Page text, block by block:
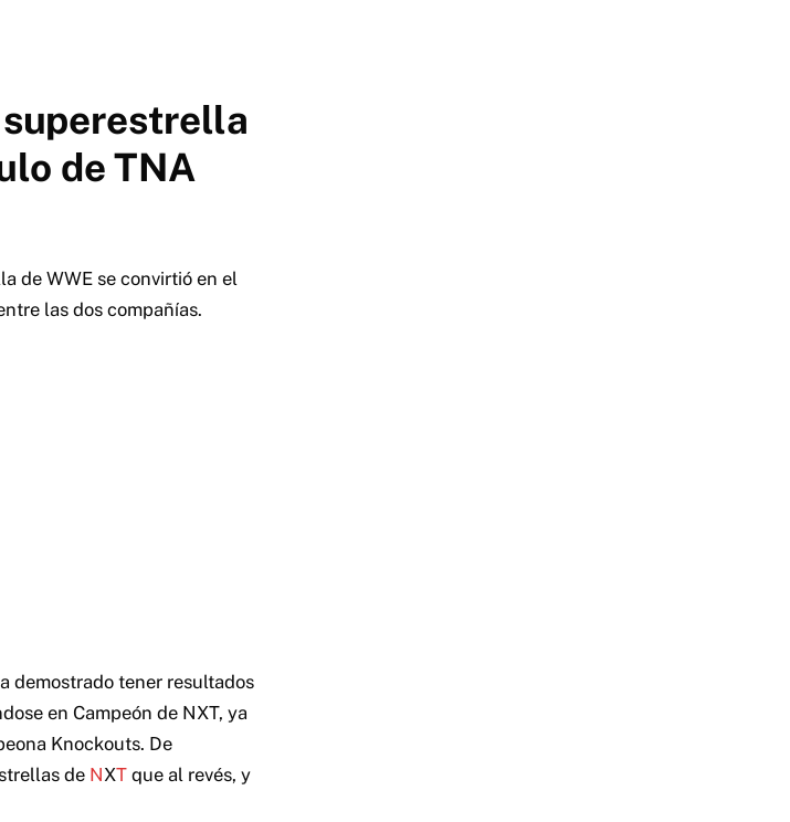
superestrella
de TNA
de WWE se convirtió en el
las dos compañías.
demostrado tener resultados
en Campeón de NXT, ya
Knockouts. De
de NXT que al revés, y